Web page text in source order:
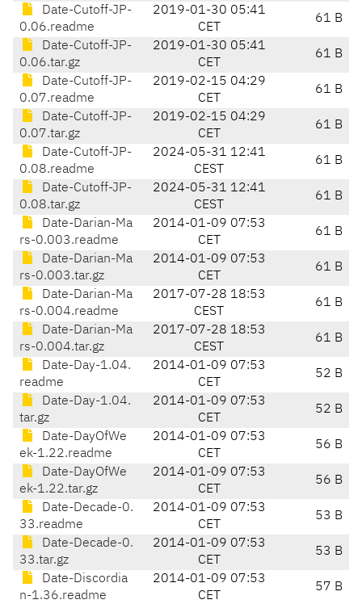
Date-Cutoff-JP-
0.06.readme
2019-01-30 05:41
CET
61 B
Date-Cutoff-JP-
0.06.tar.gz
2019-01-30 05:41
CET
61 B
Date-Cutoff-JP-
0.07.readme
2019-02-15 04:29
CET
61 B
Date-Cutoff-JP-
0.07.tar.gz
2019-02-15 04:29
CET
61 B
Date-Cutoff-JP-
0.08.readme
2024-05-31 12:41
CEST
61 B
Date-Cutoff-JP-
0.08.tar.gz
2024-05-31 12:41
CEST
61 B
Date-Darian-Ma
rs-0.003.readme
2014-01-09 07:53
CET
61 B
Date-Darian-Ma
rs-0.003.tar.gz
2014-01-09 07:53
CET
61 B
Date-Darian-Ma
rs-0.004.readme
2017-07-28 18:53
CEST
61 B
Date-Darian-Ma
rs-0.004.tar.gz
2017-07-28 18:53
CEST
61 B
Date-Day-1.04.
readme
2014-01-09 07:53
CET
52 B
Date-Day-1.04.
tar.gz
2014-01-09 07:53
CET
52 B
Date-DayOfWe
ek-1.22.readme
2014-01-09 07:53
CET
56 B
Date-DayOfWe
ek-1.22.tar.gz
2014-01-09 07:53
CET
56 B
Date-Decade-0.
33.readme
2014-01-09 07:53
CET
53 B
Date-Decade-0.
33.tar.gz
2014-01-09 07:53
CET
53 B
Date-Discordia
n-1.36.readme
2014-01-09 07:53
CET
57 B